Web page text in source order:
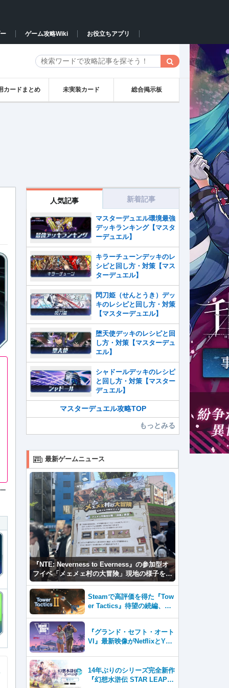
ゲーム攻略Wiki お役立ちアプリ
カードまとめ 未実装カード 総合掲示板
人気記事 新着記事
マスターデュエル環境最強
デッキランキング【マスタ
ーデュエル】
キラーチューンデッキのレ
シピと回し方・対策【マス
ターデュエル】
閃刀姫（せんとうき）デッ
キのレシピと回し方・対策
【マスターデュエル】
堕天使デッキのレシピと回
し方・対策【マスターデュ
エル】
シャドールデッキのレシピ
と回し方・対策【マスター
デュエル】
マスターデュエル攻略TOP
もっとみる
最新ゲームニュース
『NTE: Neverness to Everness』の参加型オ
フイベ「メェメェ村の大冒険」現地の様子をレ
ポ！ミニゲームやコスプレイヤー撮影など盛り
だくさん！
Steamで高評価を得た『Tow
er Tactics』待望の続編、『T
『グランド・セフト・オート
VI』最新映像がNetflixとYou
14年ぶりのシリーズ完全新作
『幻想水滸伝 STAR LEAP』